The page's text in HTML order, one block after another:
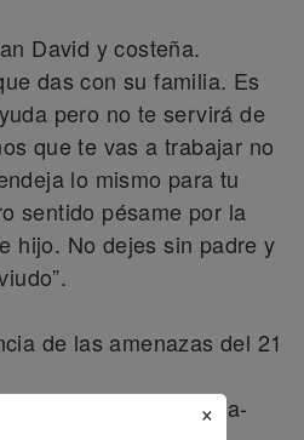
David y costeña.
das con su familia. Es
pero no te servirá de
que te vas a trabajar no
lo mismo para tu
sentido pésame por la
hijo. No dejes sin padre y
de las amenazas del 21
index.php/joomla-
×